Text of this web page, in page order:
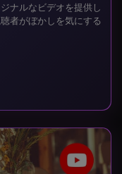
ナルなビデオを提供し
者がぼかしを気にする